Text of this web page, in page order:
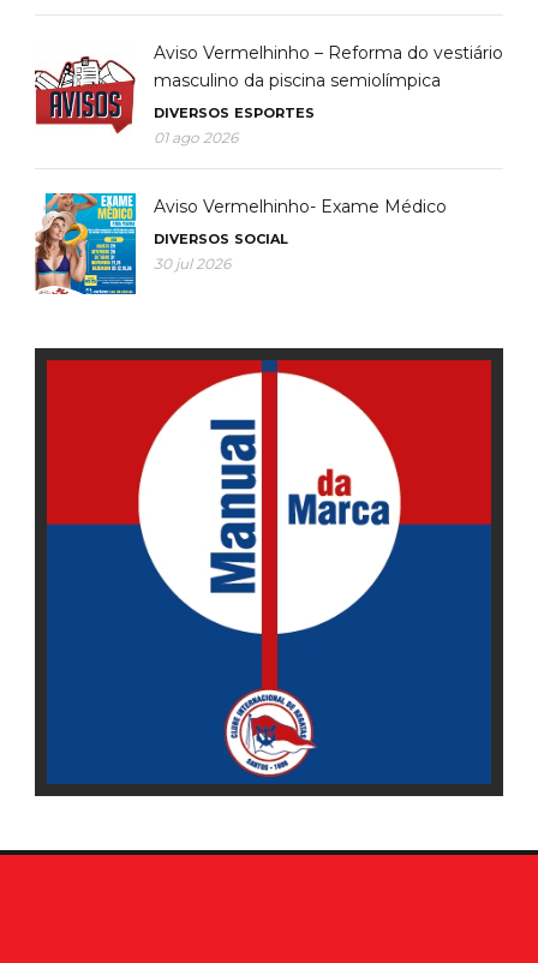
Aviso Vermelhinho – Reforma do vestiário
masculino da piscina semiolímpica
DIVERSOS ESPORTES
01 ago 2026
Aviso Vermelhinho- Exame Médico
DIVERSOS SOCIAL
30 jul 2026